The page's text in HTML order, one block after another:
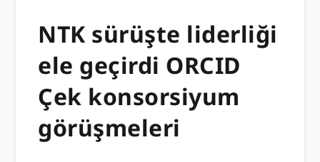
NTK sürüşte liderliği
ele geçirdi ORCID
Çek konsorsiyum
görüşmeleri